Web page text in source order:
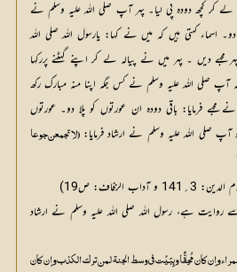
لے كر كچھ دودہ پى ليا۔ پهر آپ صلی اللہ علیہ وسلم نے
اسماء كہتى ہيں كہ ميں نے كہا: يارسول اللہ صلی اللہ
مجهے ديں ۔ پهر ميں نے پيالہ لے كر اپنے گهٹنے پرركها
آپ صلی اللہ علیہ وسلم نے كس جگہ اپنا منہ مبارك ركھ
فرمايا: باقى دودہ ان عورتوں كو پلا دو۔ عورتوں
صلی اللہ علیہ وسلم نے ارشاد فرمايا:
روايت ہے، رسول اللہ صلی اللہ علیہ وسلم نے ارشاد
وإن كان مُحِقًّا وبِبَيْت في وسط الجنة لمن ترك الكذب وإن كان